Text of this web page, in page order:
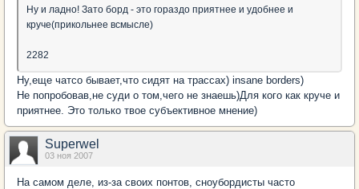
Ну и ладно! Зато борд - это гораздо приятнее и удобнее и
круче(прикольнее всмысле)
2282
Ну,еще чатсо бывает,что сидят на трассах) insane borders)
Не попробовав,не суди о том,чего не знаешь)Для кого как круче и
приятнее. Это только твое субъективное мнение)
Superwel
03 ноя 2007
На самом деле, из-за своих понтов, сноубордисты часто